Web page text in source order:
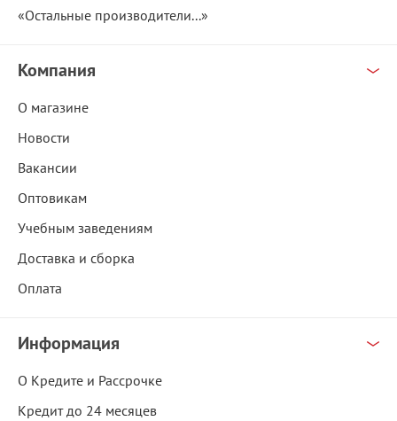
«Остальные производители...»
Компания
О магазине
Новости
Вакансии
Оптовикам
Учебным заведениям
Доставка и сборка
Оплата
Информация
О Кредите и Рассрочке
Кредит до 24 месяцев